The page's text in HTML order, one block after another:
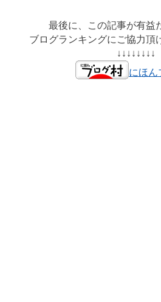
最後に、この記事が有益
ブログランキングにご協力頂
↓↓↓↓↓↓↓↓
にほん